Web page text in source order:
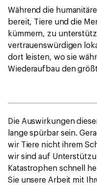
Während die
bereit, Tiere und die
kümmern, zu
vertrauenswürdigen
dort leisten, wo sie
Wiederaufbau den
Die Auswirkungen
lange spürbar sein.
wir Tiere nicht ihrem
wir sind auf
Katastrophen schnell
Sie unsere Arbeit mit